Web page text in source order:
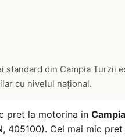
standard din Campia Turzii
cu nivelul național.
pret la motorina in
405100). Cel mai mic